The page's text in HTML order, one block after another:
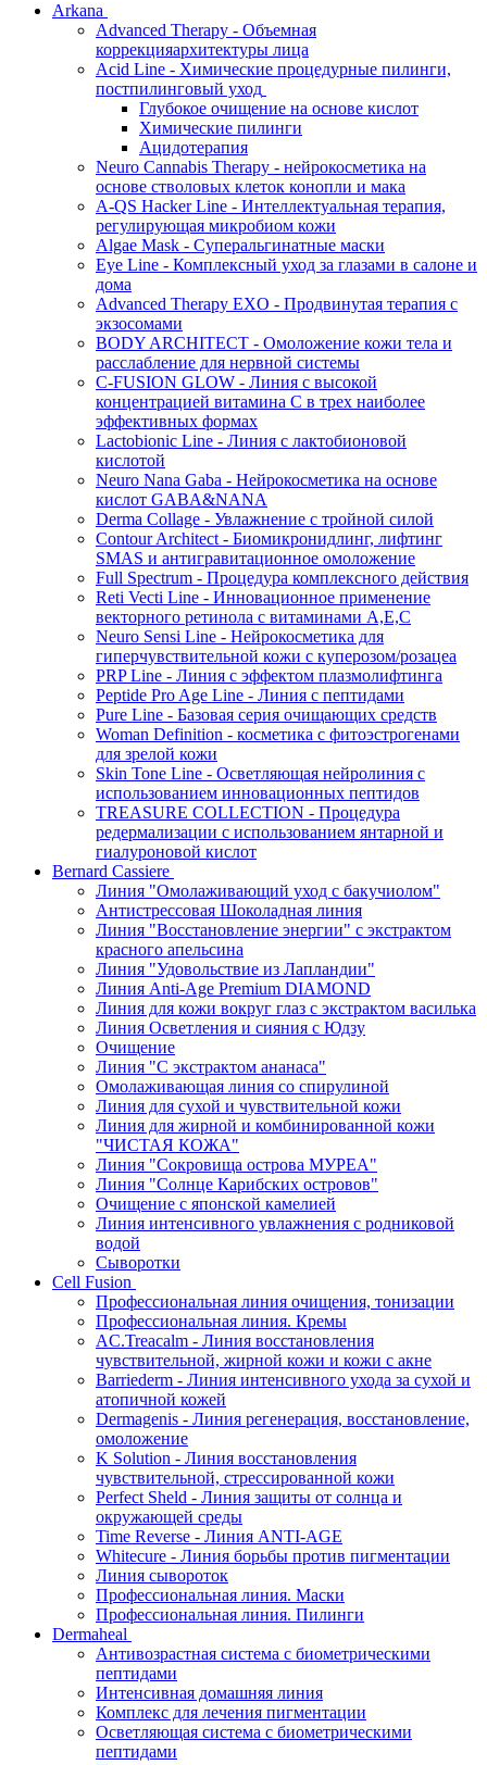
Arkana
Advanced Therapy - Объемная
коррекцияархитектуры лица
Acid Line - Химические процедурные пилинги,
постпилинговый уход
Глубокое очищение на основе кислот
Химические пилинги
Ацидотерапия
Neuro Cannabis Therapy - нейрокосметика на
основе стволовых клеток конопли и мака
A-QS Hacker Line - Интеллектуальная терапия,
регулирующая микробиом кожи
Algae Mask - Суперальгинатные маски
Eye Line - Комплексный уход за глазами в салоне и
дома
Advanced Therapy EXO - Продвинутая терапия с
экзосомами
BODY ARCHITECT - Омоложение кожи тела и
расслабление для нервной системы
C-FUSION GLOW - Линия с высокой
концентрацией витамина C в трех наиболее
эффективных формах
Lactobionic Line - Линия с лактобионовой
кислотой
Neuro Nana Gaba - Нейрокосметика на основе
кислот GABA&NANA
Derma Collage - Увлажнение с тройной силой
Contour Architect - Биомикронидлинг, лифтинг
SMAS и антигравитационное омоложение
Full Spectrum - Процедура комплексного действия
Reti Vecti Line - Инновационное применение
векторного ретинола с витаминами A,Е,С
Neuro Sensi Line - Нейрокосметика для
гиперчувствительной кожи с куперозом/розацеа
PRP Line - Линия с эффектом плазмолифтинга
Peptide Pro Age Line - Линия с пептидами
Pure Line - Базовая серия очищающих средств
Woman Definition - косметика с фитоэстрогенами
для зрелой кожи
Skin Tone Line - Осветляющая нейролиния с
использованием инновационных пептидов
TREASURE COLLECTION - Процедура
редермализации с использованием янтарной и
гиалуроновой кислот
Bernard Cassiere
Линия "Омолаживающий уход с бакучиолом"
Антистрессовая Шоколадная линия
Линия "Восстановление энергии" с экстрактом
красного апельсина
Линия "Удовольствие из Лапландии"
Линия Anti-Age Premium DIAMOND
Линия для кожи вокруг глаз с экстрактом василька
Линия Осветления и сияния с Юдзу
Очищение
Линия "С экстрактом ананаса"
Омолаживающая линия со спирулиной
Линия для сухой и чувствительной кожи
Линия для жирной и комбинированной кожи
"ЧИСТАЯ КОЖА"
Линия "Сокровища острова МУРЕА"
Линия "Солнце Карибских островов"
Очищение с японской камелией
Линия интенсивного увлажнения с родниковой
водой
Сыворотки
Cell Fusion
Профессиональная линия очищения, тонизации
Профессиональная линия. Кремы
AC.Treacalm - Линия восстановления
чувствительной, жирной кожи и кожи с акне
Barriederm - Линия интенсивного ухода за сухой и
атопичной кожей
Dermagenis - Линия регенерация, восстановление,
омоложение
K Solution - Линия восстановления
чувствительной, стрессированной кожи
Perfect Sheld - Линия защиты от солнца и
окружающей среды
Time Reverse - Линия ANTI-AGE
Whitecure - Линия борьбы против пигментации
Линия сывороток
Профессиональная линия. Маски
Профессиональная линия. Пилинги
Dermaheal
Антивозрастная система с биометрическими
пептидами
Интенсивная домашняя линия
Комплекс для лечения пигментации
Осветляющая система с биометрическими
пептидами